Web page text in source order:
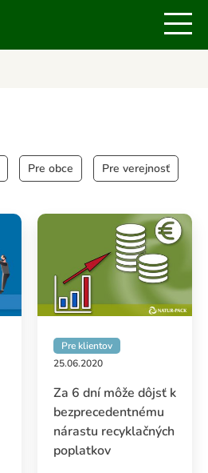
Pre obce Pre verejnosť
Archív
Pre klientov
25.06.2020
Za 6 dní môže dôjsť k
bezprecedentnému
nárastu recyklačných
poplatkov